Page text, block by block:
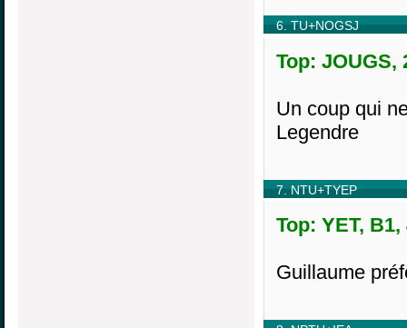
6. TU+NOGSJ
Top: JOUGS,
Un coup qui
Legendre
7. NTU+TYEP
Top: YET,
Guillaume